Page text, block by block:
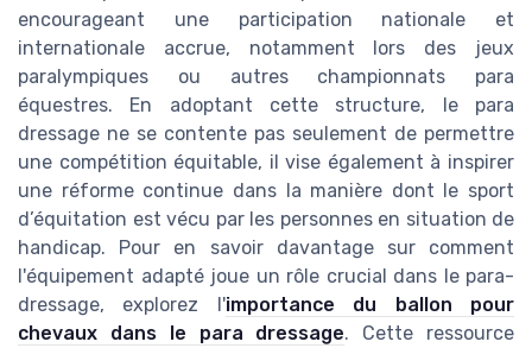
encourageant une participation nationale et
internationale accrue, notamment lors des jeux
paralympiques ou autres championnats para
équestres. En adoptant cette structure, le para
dressage ne se contente pas seulement de permettre
une compétition équitable, il vise également à inspirer
une réforme continue dans la manière dont le sport
d’équitation est vécu par les personnes en situation de
handicap. Pour en savoir davantage sur comment
l'équipement adapté joue un rôle crucial dans le para-
dressage, explorez l'importance du ballon pour
chevaux dans le para dressage. Cette ressource